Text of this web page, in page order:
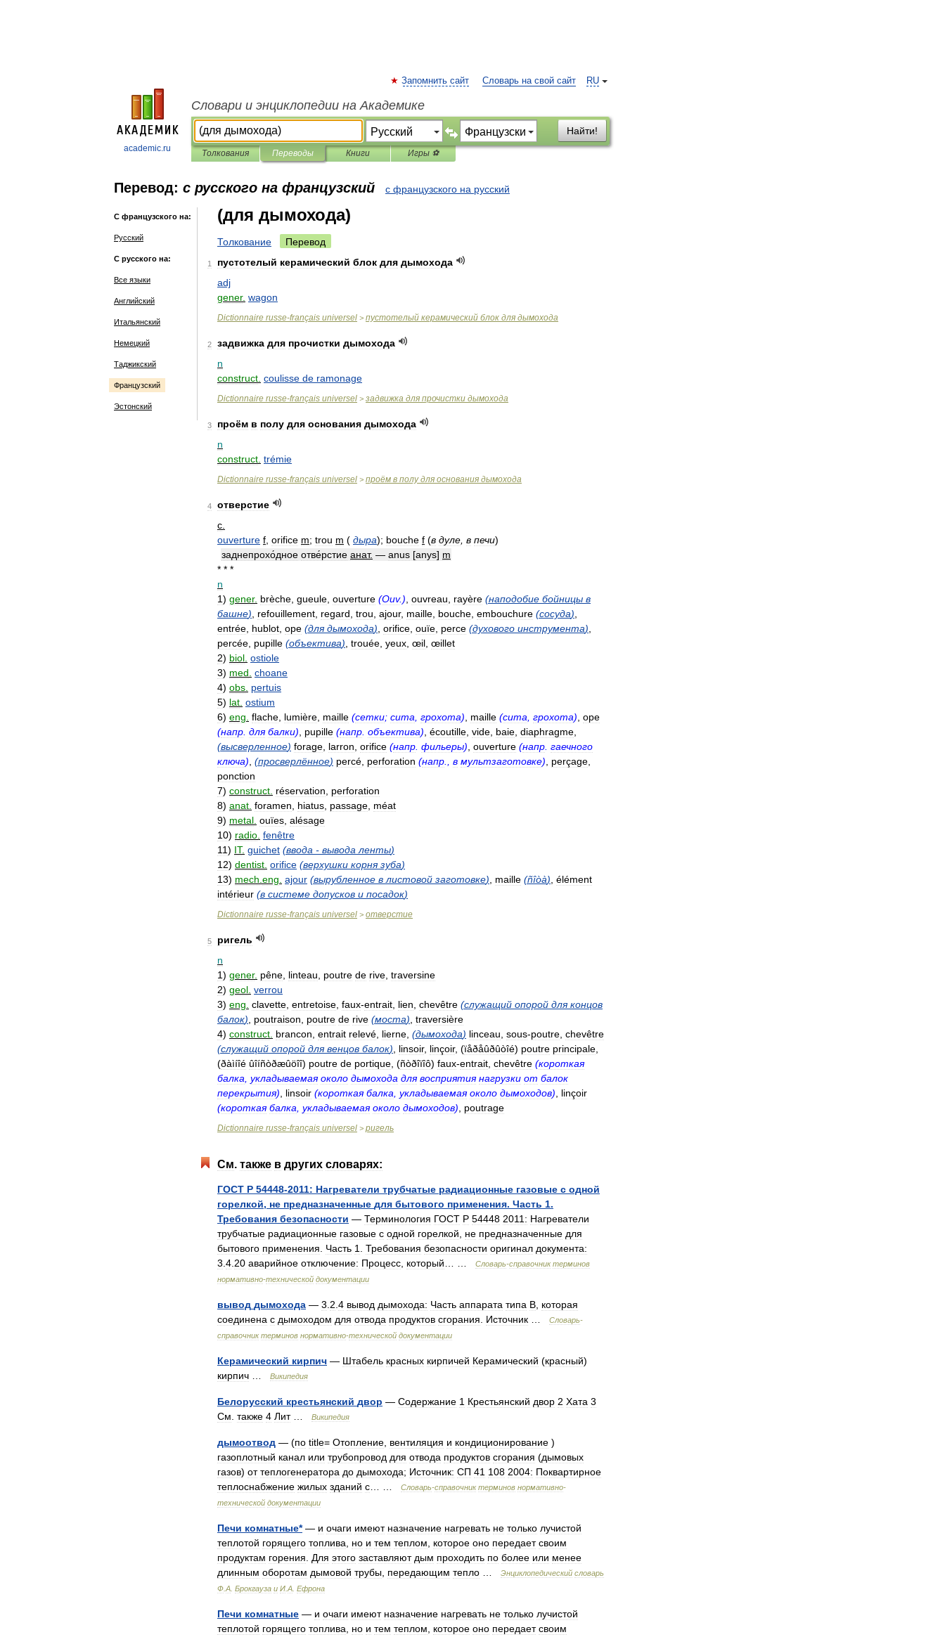
academic.ru
RU
Запомнить сайт Словарь на свой сайт
Словари и энциклопедии на Академике
Найти!
Толкования Переводы Книги Игры ⚽
Перевод: с русского на французский с французского на русский
С французского на:
Русский
С русского на:
Все языки
Английский
Итальянский
Немецкий
Таджикский
Французский
Эстонский
(для дымохода)
Толкование Перевод
1 пустотелый керамический блок для дымохода
adj
gener. wagon
Dictionnaire russe-français universel > пустотелый керамический блок для дымохода
2 задвижка для прочистки дымохода
n
construct coulisse de ramonage
Dictionnaire russe-français universel > задвижка для прочистки дымохода
3 проём в полу для основания дымохода
n
construct trémie
Dictionnaire russe-français universel > проём в полу для основания дымохода
4
отверстие
с
ouverture f orifice m; trou m ( дыра); bouche f (в дуле в печи)
заднепрохо́дное отве́рстие анат. — anus [anys] m
* * *
n
1) gener. brèche gueule ouverture (Ouv.) ouvreau rayère (наподобие бойницы в
башне) refouillement regard trou ajour, maille bouche embouchure (сосуда)
entrée hublot ope (для дымохода) orifice ouïe perce (духового инструмента)
percée pupille (объектива) trouée yeux œil œillet
2) biol ostiole
3) med choane
4) obs pertuis
5) lat ostium
6) eng flache lumière maille (сетки; сита грохота) maille (сита грохота) ope
(напр для балки) pupille (напр объектива) écoutille vide baie diaphragme
(высверленное) forage larron orifice (напр фильеры) ouverture (напр гаечного
ключа) (просверлённое) percé perforation (напр в мультзаготовке) perçage
ponction
7) construct réservation
perforation
8) anat foramen hiatus passage méat
9) metal ouïes alésage
10) radio fenêtre
11) IT. guichet (ввода - вывода ленты)
12) dentist orifice (верхушки корня зуба)
13) mech eng ajour (вырубленное в листовой заготовке) maille (ñîòà) élément
intérieur (в системе допусков и посадок)
Dictionnaire russe-français universel > отверстие
5
ригель
n
1) gener. pêne linteau poutre de rive traversine
2) geol verrou
3) eng clavette entretoise faux-entrait lien chevêtre (служащий опорой для концов
балок) poutraison poutre de rive (моста) traversière
4) construct brancon entrait relevé lierne (дымохода) linceau sous-poutre chevêtre
(служащий опорой для венцов балок) linsoir, linçoir, (ïåðåûðûòîé) poutre principale
(ðàìíîé ûîíñòðæûöîî) poutre de portique , (ñòðîïîô) faux-entrait chevêtre (короткая
балка укладываемая около дымохода для восприятия нагрузки от балок
перекрытия) linsoir (короткая балка укладываемая около дымоходов)
linçoir
(короткая балка укладываемая около дымоходов) poutrage
Dictionnaire russe-français universel > ригель
См. также в других словарях:
ГОСТ Р 54448-2011: Нагреватели трубчатые радиационные газовые с одной
горелкой, не предназначенные для бытового применения. Часть 1.
Требования безопасности — Терминология ГОСТ Р 54448 2011: Нагреватели
трубчатые радиационные газовые с одной горелкой не предназначенные для
бытового применения Часть 1 Требования безопасности оригинал документа:
3 4 20 аварийное отключение: Процесс который Словарь-справочник терминов
нормативно-технической документации
вывод дымохода — 3 2 4 вывод дымохода: Часть аппарата типа B которая
соединена с дымоходом для отвода продуктов сгорания Источник Словарь-
справочник терминов нормативно-технической документации
Керамический кирпич — Штабель красных кирпичей Керамический (красный)
кирпич
Википедия
Белорусский крестьянский двор — Содержание 1 Крестьянский двор 2 Хата 3
См также 4 Лит… Википедия
дымоотвод — (по title= Отопление вентиляция и кондиционирование )
газоплотный канал или трубопровод для отвода продуктов сгорания (дымовых
газов) от теплогенератора до дымохода; Источник: СП 41 108 2004: Поквартирное
теплоснабжение жилых зданий с Словарь-справочник терминов нормативно-
технической документации
Печи комнатные*— и очаги имеют назначение нагревать не только лучистой
теплотой горящего топлива но и тем теплом которое оно передает своим
продуктам горения Для этого заставляют дым проходить по более или менее
длинным оборотам дымовой трубы передающим тепло Энциклопедический словарь
Ф А Брокгауза и И А Ефрона
Печи комнатные — и очаги имеют назначение нагревать не только лучистой
теплотой горящего топлива но и тем теплом которое оно передает своим